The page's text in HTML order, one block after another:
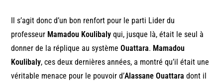
Il s’agit donc d’un bon renfort pour le parti Lider du
professeur Mamadou Koulibaly qui, jusque là, était le seul à
donner de la réplique au systèmeOuattara. Mamadou
Koulibaly, ces deux dernières années, a montré qu’il était une
véritable menace pour le pouvoir d’Alassane Ouattara dont il